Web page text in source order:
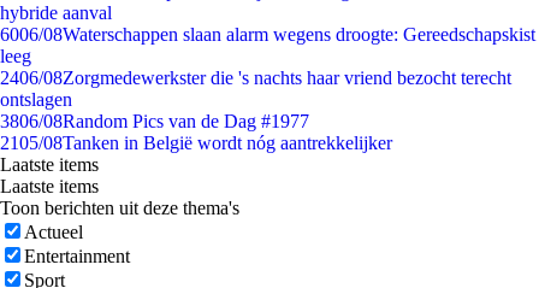
hybride aanval
6006/08Waterschappen slaan alarm wegens droogte: Gereedschapskist
leeg
2406/08Zorgmedewerkster die 's nachts haar vriend bezocht terecht
ontslagen
3806/08Random Pics van de Dag #1977
2105/08Tanken in België wordt nóg aantrekkelijker
Laatste items
Laatste items
Toon berichten uit deze thema's
Actueel
Entertainment
Sport